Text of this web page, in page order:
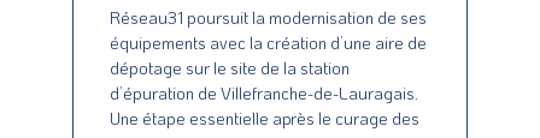
Réseau31 poursuit la modernisation de ses
équipements avec la création d’une aire de
dépotage sur le site de la station
d’épuration de Villefranche-de-Lauragais.
Une étape essentielle après le curage des